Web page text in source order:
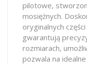
pilotowe,
mosiężnych.
oryginalnych
gwarantują
rozmiarach,
pozwala na